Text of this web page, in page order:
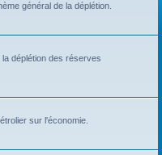
général de la déplétion.
déplétion des réserves
sur l'économie.